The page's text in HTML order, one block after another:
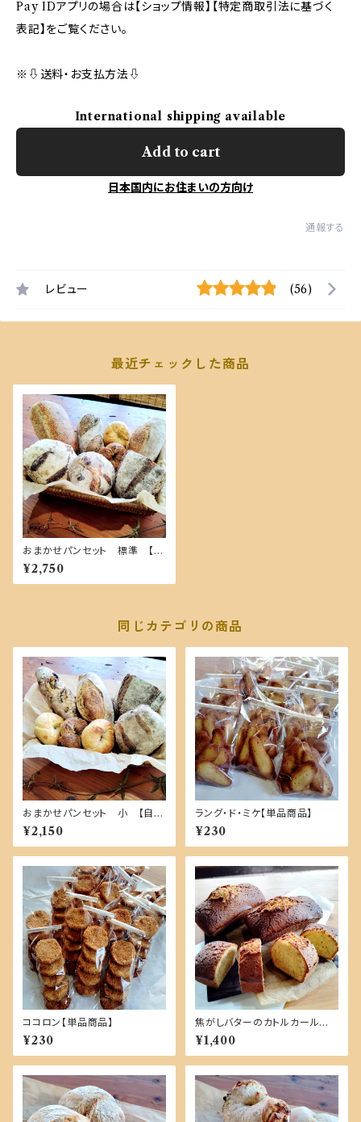
Pay IDアプリの場合は【ショップ情報】【特定商取引法に基づく
表記】をご覧ください。
※⇩送料・お支払方法⇩
International shipping available
Add to cart
日本国内にお住まいの方向け
通報する
レビュー (56)
最近チェックした商品
おまかせパンセット 標準 【自
家製酵母１００％・国産小麦】
¥2,750
同じカテゴリの商品
おまかせパンセット 小 【自家
製酵母１００％・国産小麦】
¥2,150
ラング・ド・ミケ【単品商品】
¥230
ココロン【単品商品】
¥230
焦がしバターのカトルカール １
本【単品商品】
¥1,400